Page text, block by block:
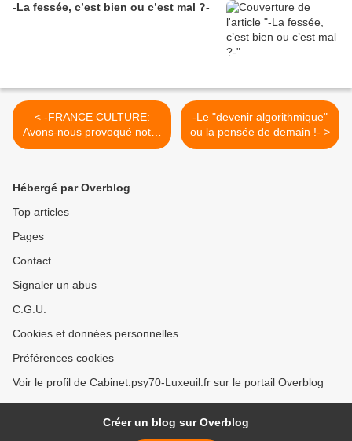
-La fessée, c’est bien ou c’est mal ?-
< -FRANCE CULTURE:
Avons-nous provoqué notre
chute ?-
-Le "devenir algorithmique"
ou la pensée de demain !- >
Hébergé par Overblog
Top articles
Pages
Contact
Signaler un abus
C.G.U.
Cookies et données personnelles
Préférences cookies
Voir le profil de Cabinet.psy70-Luxeuil.fr sur le portail Overblog
Créer un blog sur Overblog